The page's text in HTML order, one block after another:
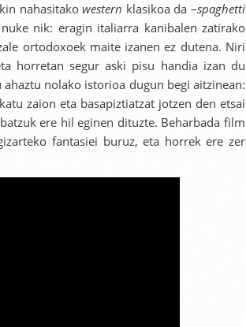
nahasitakowestern klasikoa da –spaghetti
nik: eragin italiarra kanibalen zatirako
ortodoxoek maite izanen ez dutena. Niri
horretan segur aski pisu handia izan du
nolako istorioa dugun begi aitzinean:
zaion eta basapiztiatzat jotzen den etsai
ere hil eginen dituzte. Beharbada film
fantasiei buruz, eta horrek ere zer